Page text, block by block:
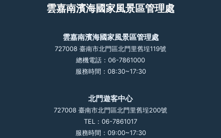
雲嘉南濱海國家風景區管理處
雲嘉南濱海國家風景區管理處
727008 臺南市北門區北門里舊埕119號
總機電話：06-7861000
服務時間：08:30~17:30
北門遊客中心
727008 臺南市北門區北門里舊埕200號
TEL：06-7861017
服務時間：09:00~17:30